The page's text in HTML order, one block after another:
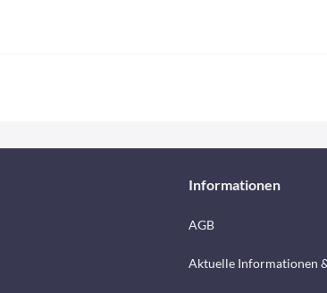
Informationen
AGB
Aktuelle Informationen